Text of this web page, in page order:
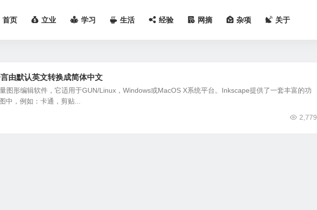
首页 立业 学习 生活 经验 网摘 杂项 关于
由默认英文转换成简体中文
图形编辑软件，它适用于GUN/Linux，Windows或MacOS X系统平台。Inkscape提供了一套丰富的功
中，例如：卡通，剪贴...
2,779